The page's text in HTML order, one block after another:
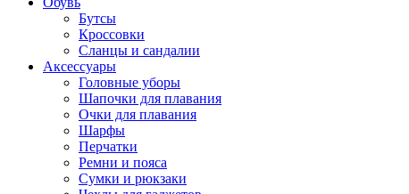
Бутсы
Кроссовки
Сланцы и сандалии
Аксессуары
Головные уборы
Шапочки для плавания
Очки для плавания
Шарфы
Перчатки
Ремни и пояса
Сумки и рюкзаки